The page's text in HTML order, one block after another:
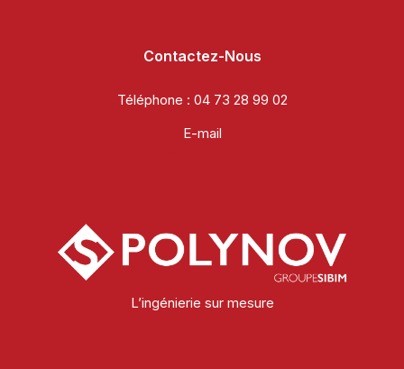
Contactez-Nous
Téléphone : 04 73 28 99 02
E-mail
L’ingénierie sur mesure